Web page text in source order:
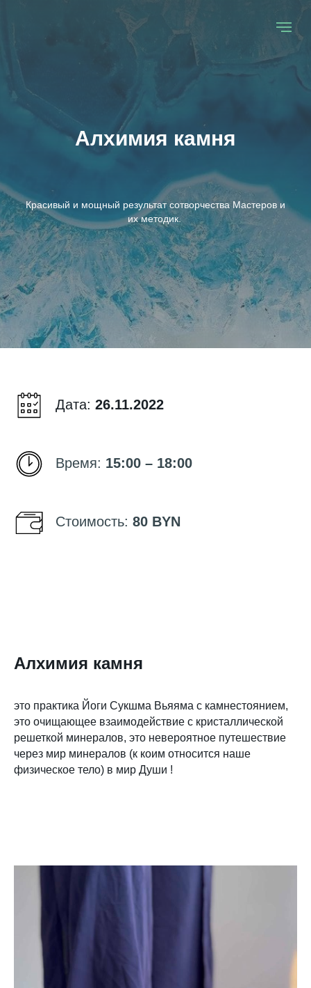
Алхимия камня
Красивый и мощный результат сотворчества Мастеров и
их методик.
Дата: 26.11.2022
Время: 15:00 – 18:00
Стоимость: 80 BYN
Алхимия камня
это практика Йоги Сукшма Вьяяма с камнестоянием,
это очищающее взаимодействие с кристаллической
решеткой минералов, это невероятное путешествие
через мир минералов (к коим относится наше
физическое тело) в мир Души !